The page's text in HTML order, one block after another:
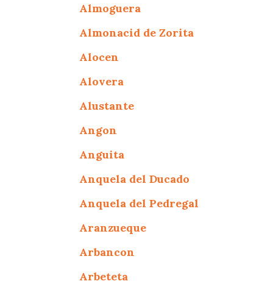
Almoguera
Almonacid de Zorita
Alocen
Alovera
Alustante
Angon
Anguita
Anquela del Ducado
Anquela del Pedregal
Aranzueque
Arbancon
Arbeteta